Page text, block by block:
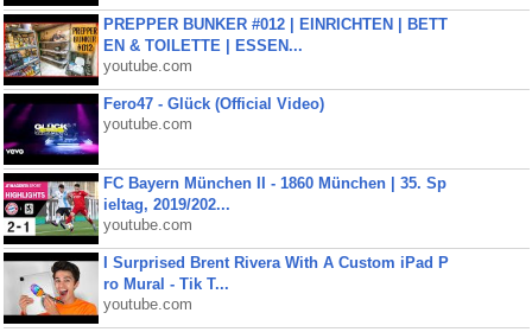
PREPPER BUNKER #012 | EINRICHTEN | BETT
EN & TOILETTE | ESSEN...
youtube.com
Fero47 - Glück (Official Video)
youtube.com
FC Bayern München II - 1860 München | 35. Sp
ieltag, 2019/202...
youtube.com
I Surprised Brent Rivera With A Custom iPad P
ro Mural - Tik T...
youtube.com